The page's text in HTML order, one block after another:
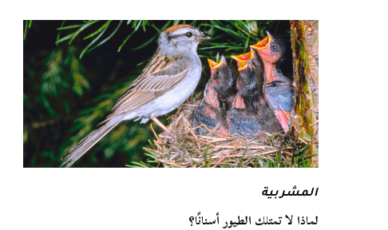
المشربية
لماذا لا تمتلك الطيور أسنانًا؟